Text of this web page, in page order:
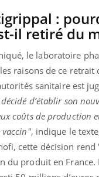
:
il retiré du
le laboratoire
raisons de ce retrait
sanitaire est
d’établir son
coûts de production
, indique le
cette décision rend
du produit en France.